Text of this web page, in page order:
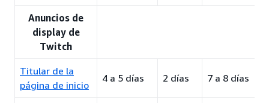
Anuncios de
display de
Twitch
Titular de la
página de inicio
4 a 5 días 2 días 7 a 8 días